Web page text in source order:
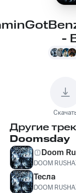
-
Другие
Doomsday
Doom
DOOM
Тесла
DOOM